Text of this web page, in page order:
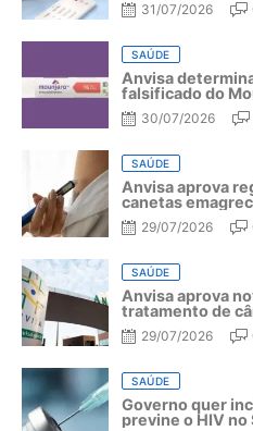
31/07/2026
SAÚDE
Anvisa
falsificado do
riscos do
30/07/2026
SAÚDE
Anvisa aprova
canetas
29/07/2026
SAÚDE
Anvisa aprova
tratamento de
29/07/2026
SAÚDE
Governo quer
previne o HIV no